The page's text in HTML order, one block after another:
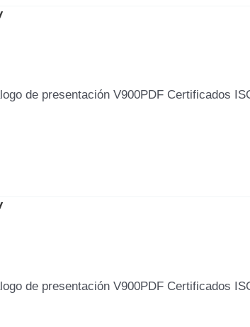
de presentación V900PDF Certificados
de presentación V900PDF Certificados